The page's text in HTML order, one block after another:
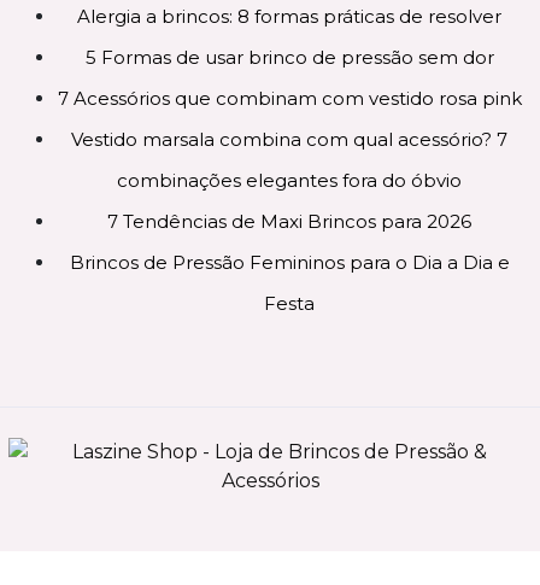
Alergia a brincos: 8 formas práticas de resolver
5 Formas de usar brinco de pressão sem dor
7 Acessórios que combinam com vestido rosa pink
Vestido marsala combina com qual acessório? 7
combinações elegantes fora do óbvio
7 Tendências de Maxi Brincos para 2026
Brincos de Pressão Femininos para o Dia a Dia e
Festa